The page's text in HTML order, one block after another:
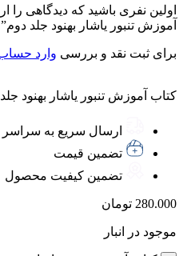
اولین نفری باشید که دیدگاهی را
آموزش تنبور یاشار بهنود جلد دوم”
برای ثبت نقد و بررسی وارد
کتاب آموزش تنبور یاشار بهنود
ارسال سریع به سراسر
تضمین قیمت
تضمین کیفیت محصول
280.000 تومان
موجود در انبار